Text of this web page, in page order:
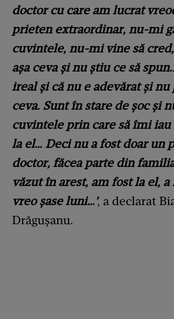
doctor cu care am lucrat
prieten extraordinar, nu-mi
cuvintele, nu-mi vine să
așa ceva și nu știu ce să
ireal și că nu e adevărat și nu
ceva. Sunt în stare de șoc și
cuvintele prin care să îmi iau
la el… Deci nu a fost doar un
doctor, făcea parte din
văzut în arest, am fost la el,
vreo șase luni…’, a declarat
Drăgușanu.